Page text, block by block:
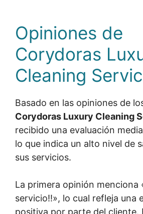
Opiniones de
Corydoras
Cleaning
Basado en las opiniones de
Corydoras Luxury Cleaning
recibido una evaluación
lo que indica un alto nivel de
sus servicios.
La primera opinión menciona
servicio!!», lo cual refleja una
positiva por parte del cliente.